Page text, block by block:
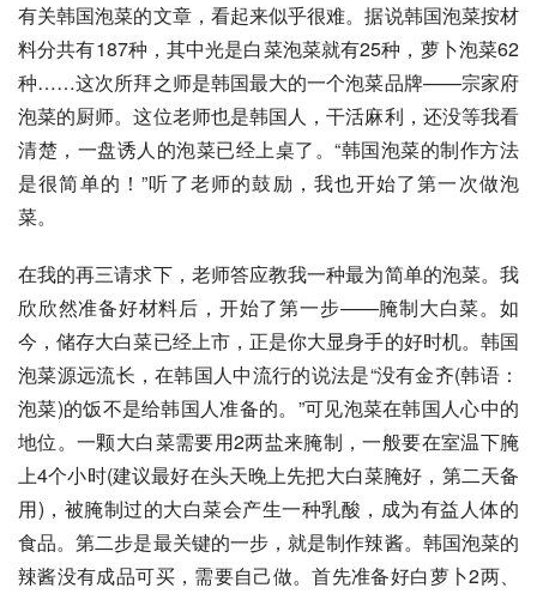
有关韩国泡菜的文章，看起来似乎很难。据说韩国泡菜按材
料分共有187种，其中光是白菜泡菜就有25种，萝卜泡菜62
种……这次所拜之师是韩国最大的一个泡菜品牌——宗家府
泡菜的厨师。这位老师也是韩国人，干活麻利，还没等我看
清楚，一盘诱人的泡菜已经上桌了。“韩国泡菜的制作方法
是很简单的！”听了老师的鼓励，我也开始了第一次做泡
菜。
在我的再三请求下，老师答应教我一种最为简单的泡菜。我
欣欣然准备好材料后，开始了第一步——腌制大白菜。如
今，储存大白菜已经上市，正是你大显身手的好时机。韩国
泡菜源远流长，在韩国人中流行的说法是“没有金齐(韩语：
泡菜)的饭不是给韩国人准备的。”可见泡菜在韩国人心中的
地位。一颗大白菜需要用2两盐来腌制，一般要在室温下腌
上4个小时(建议最好在头天晚上先把大白菜腌好，第二天备
用)，被腌制过的大白菜会产生一种乳酸，成为有益人体的
食品。第二步是最关键的一步，就是制作辣酱。韩国泡菜的
辣酱没有成品可买，需要自己做。首先准备好白萝卜2两、